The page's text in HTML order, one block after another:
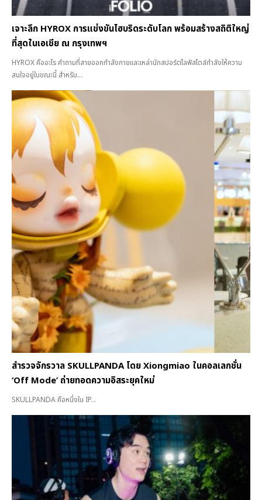
เจาะลึก HYROX การแข่งขันไฮบริดระดับโลก พร้อมสร้างสถิติใหญ่
ที่สุดในเอเชีย ณ กรุงเทพฯ
HYROX คืออะไร คำถามที่สายออกกำลังกายและเหล่านักสปอร์ตไลฟ์สไตล์กำลังให้ความ
สนใจอยู่ในขณะนี้ สำหรับ...
สำรวจจักรวาล SKULLPANDA โดย Xiongmiao ในคอลเลกชั่น
‘Off Mode’ ถ่ายทอดความอิสระยุคใหม่
SKULLPANDA คือหนึ่งใน IP...